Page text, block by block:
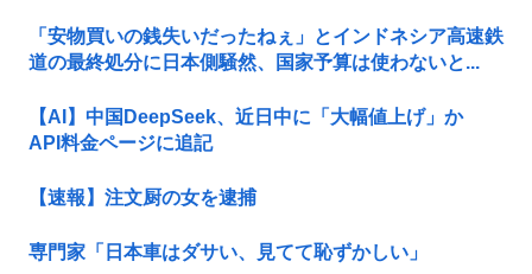
「安物買いの銭失いだったねぇ」とインドネシア高速鉄
道の最終処分に日本側騒然、国家予算は使わないと...
【AI】中国DeepSeek、近日中に「大幅値上げ」か
API料金ページに追記
【速報】注文厨の女を逮捕
専門家「日本車はダサい、見てて恥ずかしい」